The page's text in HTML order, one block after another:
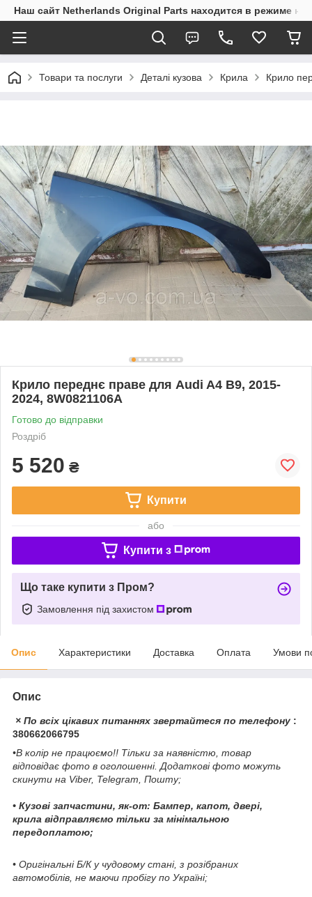
Наш сайт Netherlands Original Parts находится в режиме
Товари та послуги Деталі кузова Крила Крило
Крило переднє праве для Audi A4 B9, 2015-
2024, 8W0821106A
Готово до відправки
Роздріб
5 520 ₴
Купити
або
Купити з
Що таке купити з Пром?
Замовлення під захистом
Опис Характеристики Доставка Оплата Умови
Опис
× По всіх цікавих питаннях звертайтеся по телефону :
380662066795
•В колір не працюємо!! Тільки за наявністю, товар
відповідає фото в оголошенні. Додаткові фото можуть
скинути на Viber, Telegram, Пошту;
• Кузові запчастини, як-от: Бампер, капот, двері,
крила відправляємо тільки за мінімальною
передоплатою;
• Оригінальні Б/К у чудовому стані, з розібраних
автомобілів, не маючи пробігу по Україні;